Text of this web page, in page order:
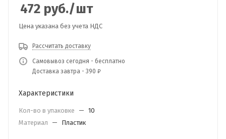
472 руб./шт
Цена указана без учета НДС
Рассчитать доставку
Самовывоз сегодня - бесплатно
Доставка завтра - 390 ₽
Характеристики
Кол-во в упаковке — 10
Материал
— Пластик